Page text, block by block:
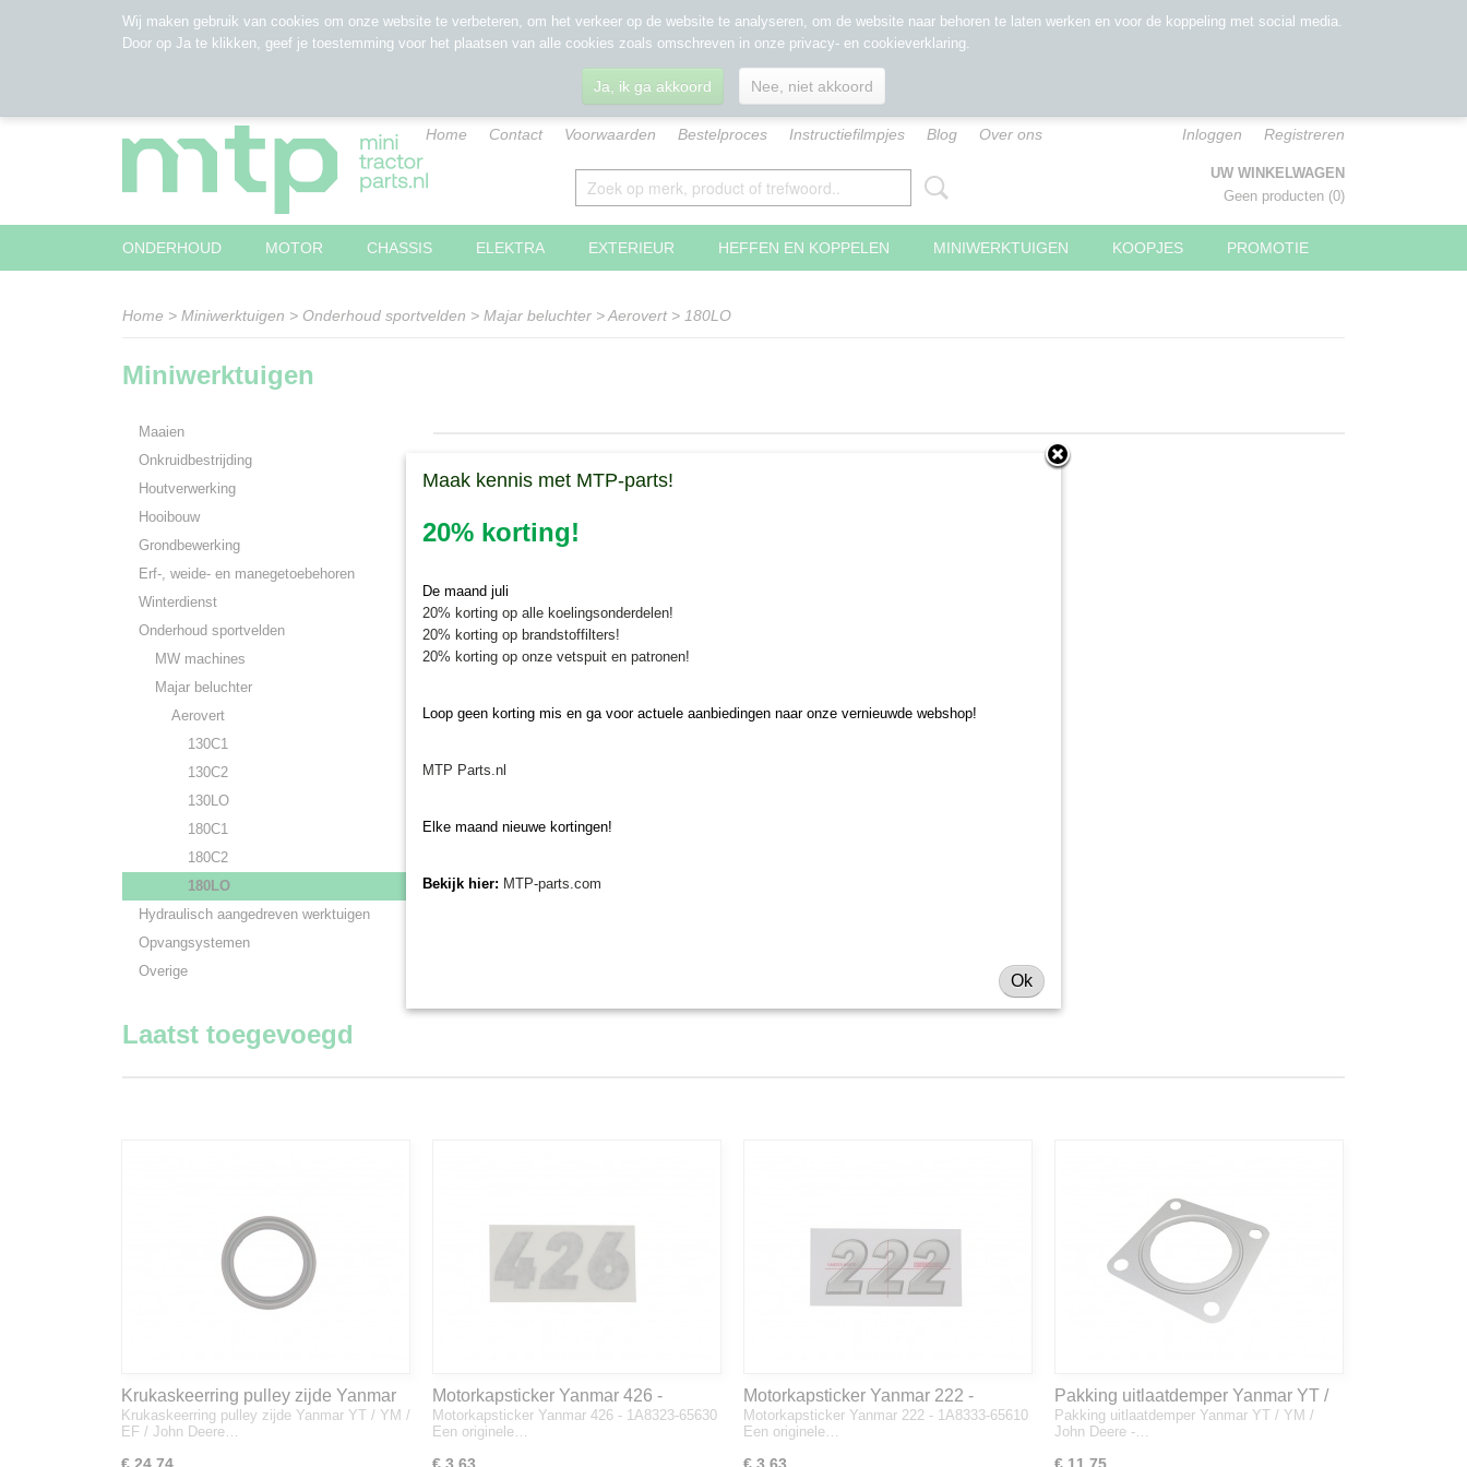
Home Contact Voorwaarden Bestelproces Instructiefilmpjes Blog Over ons Inloggen Registreren
UW WINKELWAGEN
Geen producten (0)
ONDERHOUD MOTOR CHASSIS ELEKTRA EXTERIEUR HEFFEN EN KOPPELEN MINIWERKTUIGEN KOOPJES PROMOTIE
Home > Miniwerktuigen > Onderhoud sportvelden > Majar beluchter >Aerovert > 180LO
Miniwerktuigen
Maaien
Onkruidbestrijding
Houtverwerking
Hooibouw
Grondbewerking
Erf-, weide- en manegetoebehoren
Winterdienst
Onderhoud sportvelden
MW machines
Majar beluchter
Aerovert
130C1
130C2
130LO
180C1
180C2
180LO
Hydraulisch aangedreven werktuigen
Opvangsystemen
Overige
Tand Majar Aerovert
Laatst toegevoegd
Krukaskeerring pulley zijde Yanmar
YT / YM / EF / John Deere - 119934-
01800
Krukaskeerring pulley zijde Yanmar YT / YM /
EF / John Deere…
Motorkapsticker Yanmar 426 -
1A8323-65630
Motorkapsticker Yanmar 426 - 1A8323-65630
Een originele…
Motorkapsticker Yanmar 222 -
1A8333-65610
Motorkapsticker Yanmar 222 - 1A8333-65610
Een originele…
Pakking uitlaatdemper Yanmar YT /
YM / John Deere - 128300-13230
Pakking uitlaatdemper Yanmar YT / YM /
John Deere -…
Wij maken gebruik van cookies om onze website te verbeteren, om het verkeer op de website te analyseren, om de website naar behoren te laten werken en voor de koppeling met social media.
Door op Ja te klikken, geef je toestemming voor het plaatsen van alle cookies zoals omschreven in onze privacy- en cookieverklaring.
Ja, ik ga akkoord Nee, niet akkoord
Maak kennis met MTP-parts!
20% korting!
De maand juli
20% korting op alle koelingsonderdelen!
20% korting op brandstoffilters!
20% korting op onze vetspuit en patronen!
Loop geen korting mis en ga voor actuele aanbiedingen naar onze vernieuwde webshop!
MTP Parts.nl
Elke maand nieuwe kortingen!
Bekijk hier: MTP-parts.com
Ok